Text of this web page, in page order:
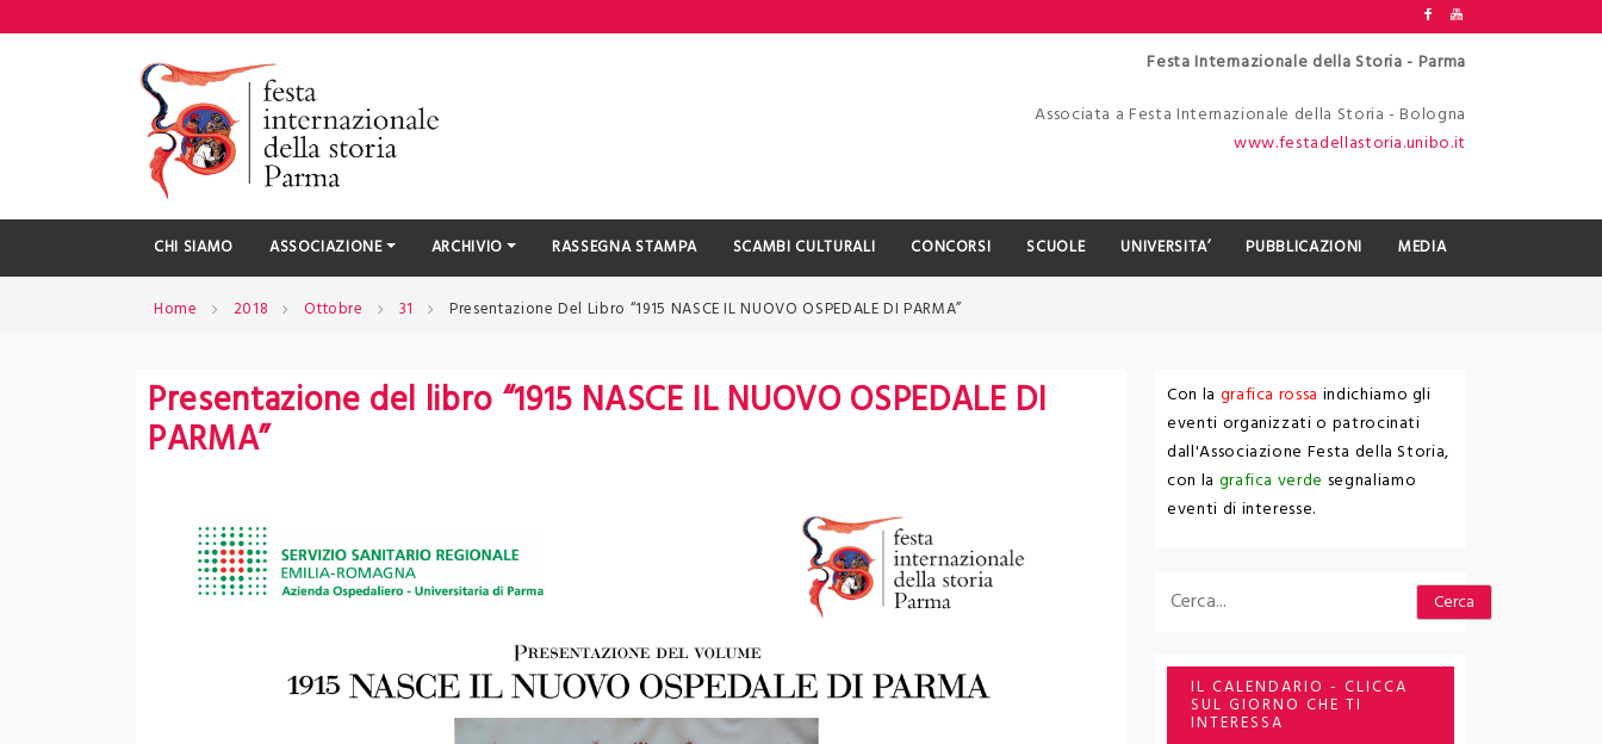
to
Festa Internazionale della Storia - Parma
Associata a Festa Internazionale della Storia - Bologna
www.festadellastoria.unibo.it
CHI SIAMO ASSOCIAZIONE ARCHIVIO RASSEGNA STAMPA SCAMBI CULTURALI CONCORSI SCUOLE UNIVERSITA’ PUBBLICAZIONI MEDIA
Home 2018 Ottobre 31 Presentazione Del Libro “1915 NASCE IL NUOVO OSPEDALE DI PARMA”
Presentazione del libro “1915 NASCE IL NUOVO OSPEDALE DI
PARMA”
Con la grafica rossa indichiamo gli
eventi organizzati o patrocinati
dall'Associazione Festa della Storia,
con la grafica verde segnaliamo
eventi di interesse.
Cerca Cerca
IL CALENDARIO - CLICCA
SUL GIORNO CHE TI
INTERESSA